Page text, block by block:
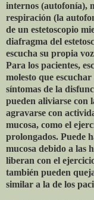
internos (autofonía),
respiración (la
de un estetoscopio
diafragma del
escucha su propia
Para los pacientes,
molesto que
síntomas de la
pueden aliviarse con
agravarse con
mucosa, como el
prolongados. Puede
mucosa debido a las
liberan con el
también pueden
similar a la de los